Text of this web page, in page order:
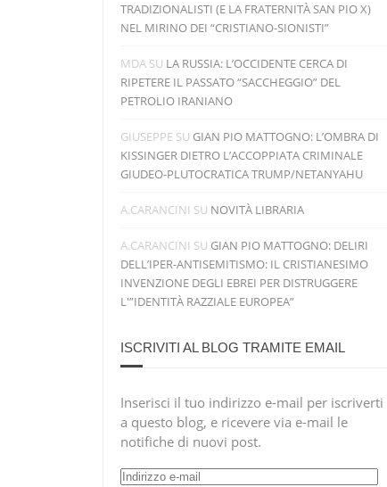
TRADIZIONALISTI (E LA FRATERNITÀ SAN PIO X)
NEL MIRINO DEI “CRISTIANO-SIONISTI”
MDA SU LA RUSSIA: L’OCCIDENTE CERCA DI
RIPETERE IL PASSATO “SACCHEGGIO” DEL
PETROLIO IRANIANO
GIUSEPPE SU GIAN PIO MATTOGNO: L’OMBRA DI
KISSINGER DIETRO L’ACCOPPIATA CRIMINALE
GIUDEO-PLUTOCRATICA TRUMP/NETANYAHU
A.CARANCINI SU NOVITÀ LIBRARIA
A.CARANCINI SU GIAN PIO MATTOGNO: DELIRI
DELL’IPER-ANTISEMITISMO: IL CRISTIANESIMO
INVENZIONE DEGLI EBREI PER DISTRUGGERE
L'”IDENTITÀ RAZZIALE EUROPEA”
ISCRIVITI AL BLOG TRAMITE EMAIL
Inserisci il tuo indirizzo e-mail per iscriverti
a questo blog, e ricevere via e-mail le
notifiche di nuovi post.
Indirizzo